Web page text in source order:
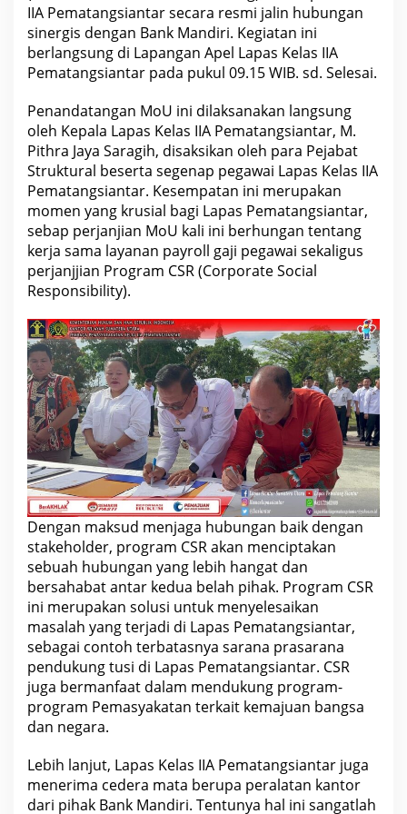
d
i
r
,
p
a
P
e
a
t
n
g
s
i
t
a
r
L
a
k
s
a
n
a
k
a
n
P
e
n
a
n
d
a
t
a
g
a
n
a
n
M
e
a
n
d
u
IIA Pematangsiantar secara resmi jalin hubungan
sinergis dengan Bank Mandiri. Kegiatan ini
berlangsung di Lapangan Apel Lapas Kelas IIA
Pematangsiantar pada pukul 09.15 WIB. sd. Selesai.
Penandatangan MoU ini dilaksanakan langsung
oleh Kepala Lapas Kelas IIA Pematangsiantar, M.
Pithra Jaya Saragih, disaksikan oleh para Pejabat
Struktural beserta segenap pegawai Lapas Kelas IIA
Pematangsiantar. Kesempatan ini merupakan
momen yang krusial bagi Lapas Pematangsiantar,
sebap perjanjian MoU kali ini berhungan tentang
kerja sama layanan payroll gaji pegawai sekaligus
perjanjjian Program CSR (Corporate Social
Responsibility).
Dengan maksud menjaga hubungan baik dengan
stakeholder, program CSR akan menciptakan
sebuah hubungan yang lebih hangat dan
bersahabat antar kedua belah pihak. Program CSR
ini merupakan solusi untuk menyelesaikan
masalah yang terjadi di Lapas Pematangsiantar,
sebagai contoh terbatasnya sarana prasarana
pendukung tusi di Lapas Pematangsiantar. CSR
juga bermanfaat dalam mendukung program-
program Pemasyakatan terkait kemajuan bangsa
dan negara.
Lebih lanjut, Lapas Kelas IIA Pematangsiantar juga
menerima cedera mata berupa peralatan kantor
dari pihak Bank Mandiri. Tentunya hal ini sangatlah